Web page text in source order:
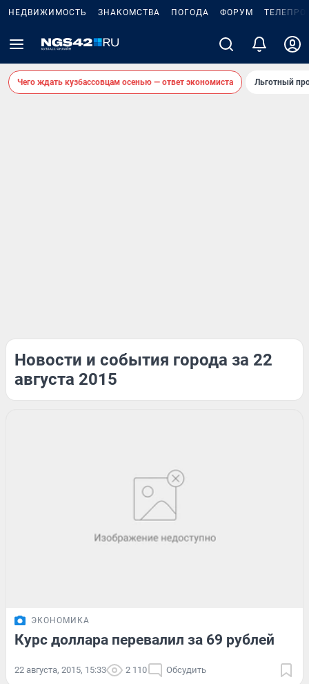
НЕДВИЖИМОСТЬ ЗНАКОМСТВА ПОГОДА ФОРУМ
Чего ждать кузбассовцам осенью — ответ экономиста Льготный
Новости и события города за 22
августа 2015
ЭКОНОМИКА
Курс доллара перевалил за 69 рублей
22 августа, 2015, 15:33 2 110 Обсудить